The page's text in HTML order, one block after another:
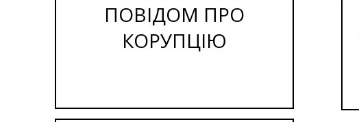
ПОВІДОМ ПРО
КОРУПЦІЮ